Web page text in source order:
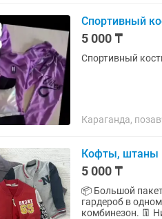
Спортивный
5 000 ₸
Спортивный
Караганда,
Кофты, штаны
5 000 ₸
📦 Большой
гардероб в одном комплекте: 👕 Верх: рубашки,